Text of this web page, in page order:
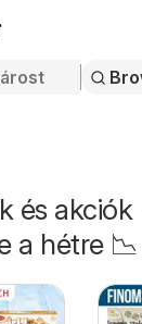
és
a hétre 📉